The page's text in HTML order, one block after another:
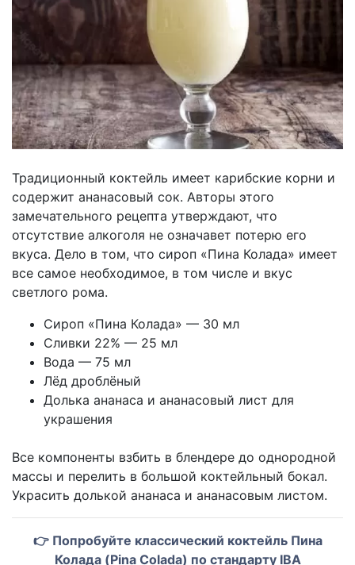
Традиционный коктейль имеет карибские корни и
содержит ананасовый сок. Авторы этого
замечательного рецепта утверждают, что
отсутствие алкоголя не означавет потерю его
вкуса. Дело в том, что сироп «Пина Колада» имеет
все самое необходимое, в том числе и вкус
светлого рома.
Сироп «Пина Колада» — 30 мл
Сливки 22% — 25 мл
Вода — 75 мл
Лёд дроблёный
Долька ананаса и ананасовый лист для
украшения
Все компоненты взбить в блендере до однородной
массы и перелить в большой коктейльный бокал.
Украсить долькой ананаса и ананасовым листом.
👉 Попробуйте классический коктейль Пина
Колада (Pina Colada) по стандарту IBA